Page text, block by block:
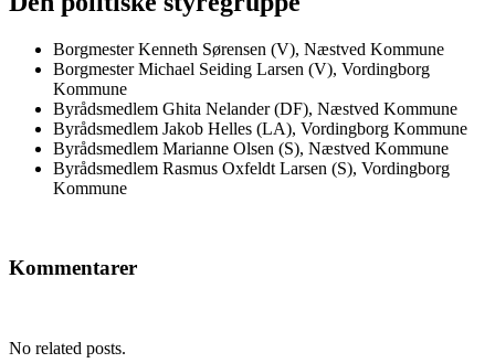
Borgmester Kenneth Sørensen (V), Næstved Kommune
Borgmester Michael Seiding Larsen (V), Vordingborg
Kommune
Byrådsmedlem Ghita Nelander (DF), Næstved Kommune
Byrådsmedlem Jakob Helles (LA), Vordingborg Kommune
Byrådsmedlem Marianne Olsen (S), Næstved Kommune
Byrådsmedlem Rasmus Oxfeldt Larsen (S), Vordingborg
Kommune
Kommentarer
No related posts.